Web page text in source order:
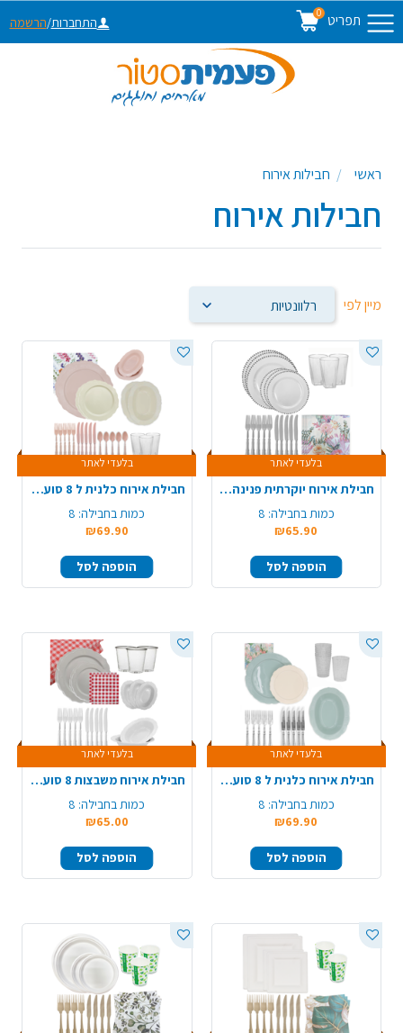
תפריט 0
התחברות/הרשמה
ראשי חבילות אירוח
חבילות אירוח
מיין לפי
בלעדי לאתר
חבילת אירוח יוקרתית פנינה ל8 סועדים - לבן כסף
כמות בחבילה: 8
₪65.90
הוספה לסל
בלעדי לאתר
חבילת אירוח כלנית ל 8 סועדים מורחבת - קרם ורוד
כמות בחבילה: 8
₪69.90
הוספה לסל
בלעדי לאתר
חבילת אירוח כלנית ל 8 סועדים - מנטה קרם
כמות בחבילה: 8
₪69.90
הוספה לסל
בלעדי לאתר
חבילת אירוח משבצות 8 סועדים- לבן אדום
כמות בחבילה: 8
₪65.00
הוספה לסל